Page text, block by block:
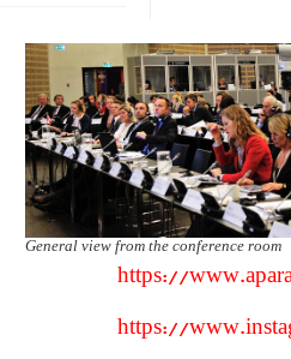
General view from the conference room
https://
https://